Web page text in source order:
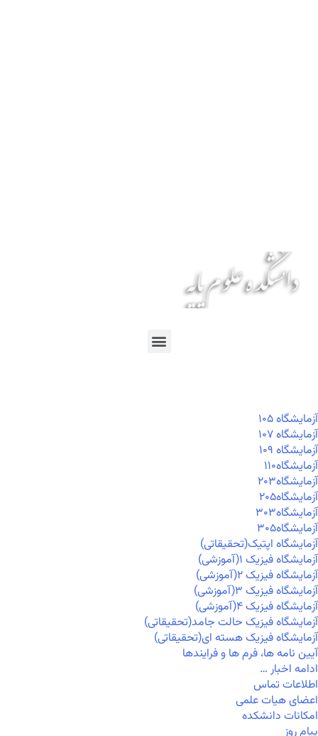
آزمايشگاه ۱۰۵
آزمايشگاه ۱۰۷
آزمايشگاه ۱۰۹
آزمايشگاه۱۱۰
آزمايشگاه۲۰۳
آزمايشگاه۲۰۵
آزمايشگاه۳۰۳
آزمايشگاه۳۰۵
آزمایشگاه اپتیک(تحقیقاتی)
آزمایشگاه فیزیک ۱(آموزشی)
آزمایشگاه فیزیک ۲(آموزشی)
آزمایشگاه فیزیک ۳(آموزشی)
آزمایشگاه فیزیک ۴(آموزشی)
آزمایشگاه فیزیک حالت جامد(تحقیقاتی)
آزمایشگاه فیزیک هسته ای(تحقیقاتی)
آیین نامه ها، فرم ها و فرایندها
ادامه اخبار …
اطلاعات تماس
اعضای هیات علمی
امکانات دانشکده
پیام روز